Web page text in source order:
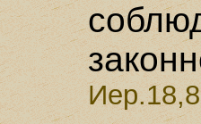
Иер.18,8